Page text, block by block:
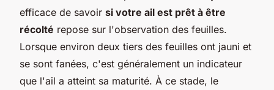
efficace de savoir si votre ail est prêt à être
récolté repose sur l'observation des feuilles.
Lorsque environ deux tiers des feuilles ont jauni et
se sont fanées, c'est généralement un indicateur
que l'ail a atteint sa maturité. À ce stade, le